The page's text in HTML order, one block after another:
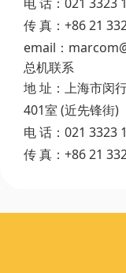
传 真：+86 21
email：
总机联系
地 址：上海市闵
401室 (近先锋街)
电 话：021 3323
传 真：+86 21